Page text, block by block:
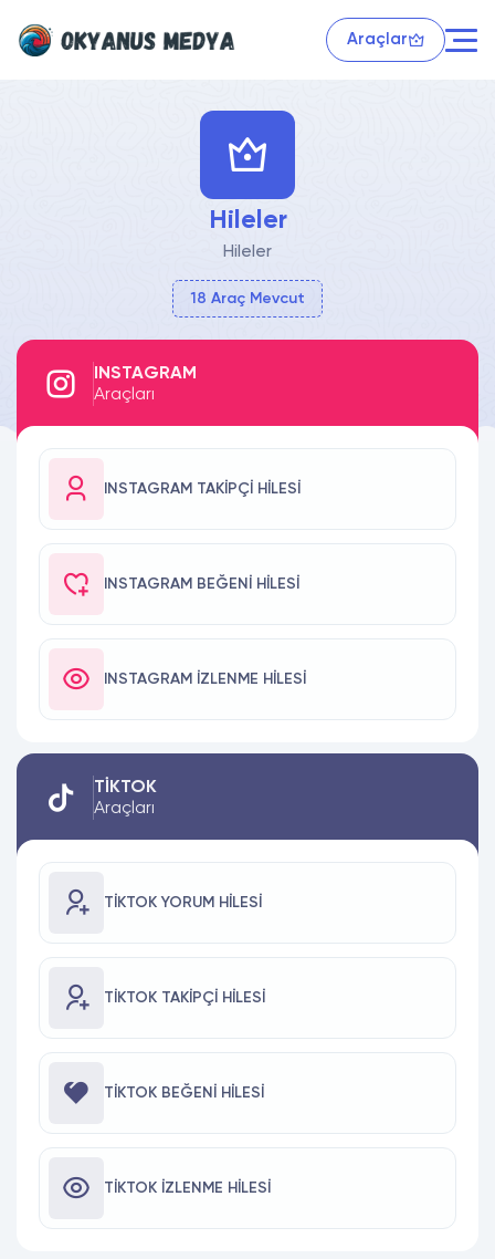
Araçlar
Hileler
Hileler
18 Araç Mevcut
INSTAGRAM
Araçları
INSTAGRAM TAKIPÇI HILESI
INSTAGRAM BEĞENI HILESI
INSTAGRAM İZLENME HILESI
TIKTOK
Araçları
TIKTOK YORUM HILESI
TIKTOK TAKIPÇI HILESI
TIKTOK BEĞENI HILESI
TIKTOK İZLENME HILESI